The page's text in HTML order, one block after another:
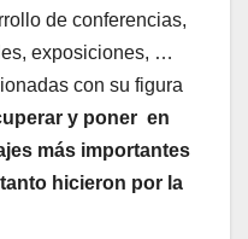
de conferencias,
exposiciones, …
con su figura
y poner en
más importantes
hicieron por la